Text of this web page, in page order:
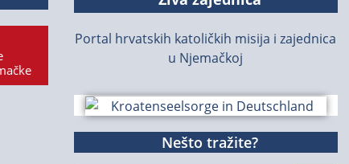
Portal hrvatskih katoličkih misija i zajednica
u Njemačkoj
Nešto tražite?